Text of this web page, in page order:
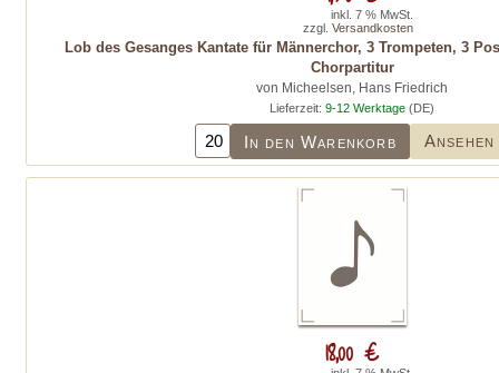
Lob des Gesanges Kantate für Männerchor, 3 Trompeten, 3
Chorpartitur
von Micheelsen, Hans Friedrich
Lieferzeit: 9-12 Werktage (DE)
In den Warenkorb Ansehen
inkl. 7 % MwSt.
zzgl. Versandkosten
18,00 €